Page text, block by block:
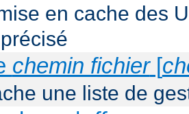
en cache des
chemin fichier[
une liste de